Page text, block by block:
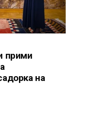
прими
на